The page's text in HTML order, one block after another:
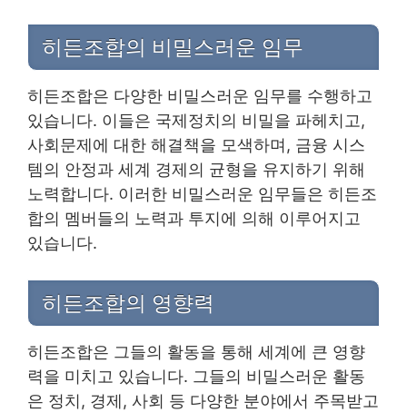
히든조합의 비밀스러운 임무
히든조합은 다양한 비밀스러운 임무를 수행하고
있습니다. 이들은 국제정치의 비밀을 파헤치고,
사회문제에 대한 해결책을 모색하며, 금융 시스
템의 안정과 세계 경제의 균형을 유지하기 위해
노력합니다. 이러한 비밀스러운 임무들은 히든조
합의 멤버들의 노력과 투지에 의해 이루어지고
있습니다.
히든조합의 영향력
히든조합은 그들의 활동을 통해 세계에 큰 영향
력을 미치고 있습니다. 그들의 비밀스러운 활동
은 정치, 경제, 사회 등 다양한 분야에서 주목받고